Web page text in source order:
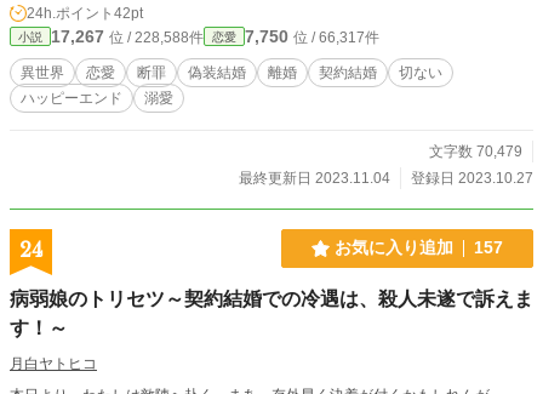
を見て、契約結婚だと理解する。そうして、怖いと評判の宰相との結婚生活が始
まったのだが――？ ＊ムーンライトノベルズにも掲載
24h.ポイント 42pt
小説 17,267 位 / 228,588件 恋愛 7,750 位 / 66,317件
異世界 恋愛 断罪 偽装結婚 離婚 契約結婚
切ない
ハッピーエンド
溺愛
文字数 70,479
最終更新日 2023.11.04
登録日 2023.10.27
24 お気に入り追加 157
病弱娘のトリセツ～契約結婚での冷遇は、殺人未遂で訴えま
す！～
月白ヤトヒコ